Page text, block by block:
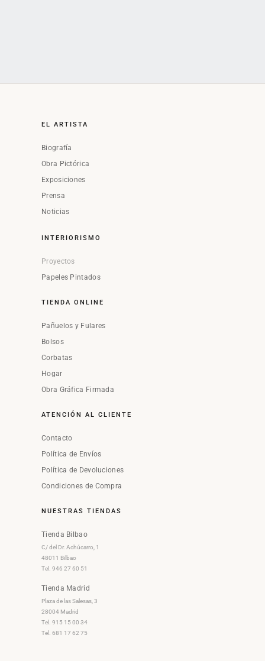
EL ARTISTA
Biografía
Obra Pictórica
Exposiciones
Prensa
Noticias
INTERIORISMO
Proyectos
Papeles Pintados
TIENDA ONLINE
Pañuelos y Fulares
Bolsos
Corbatas
Hogar
Obra Gráfica Firmada
ATENCIÓN AL CLIENTE
Contacto
Política de Envíos
Política de Devoluciones
Condiciones de Compra
NUESTRAS TIENDAS
Tienda Bilbao
C/ del Dr. Achúcarro, 1
48011 Bilbao
Tel. 946 27 60 51
Tienda Madrid
Plaza de las Salesas, 3
28004 Madrid
Tel. 915 15 00 34
Tel. 681 17 62 75